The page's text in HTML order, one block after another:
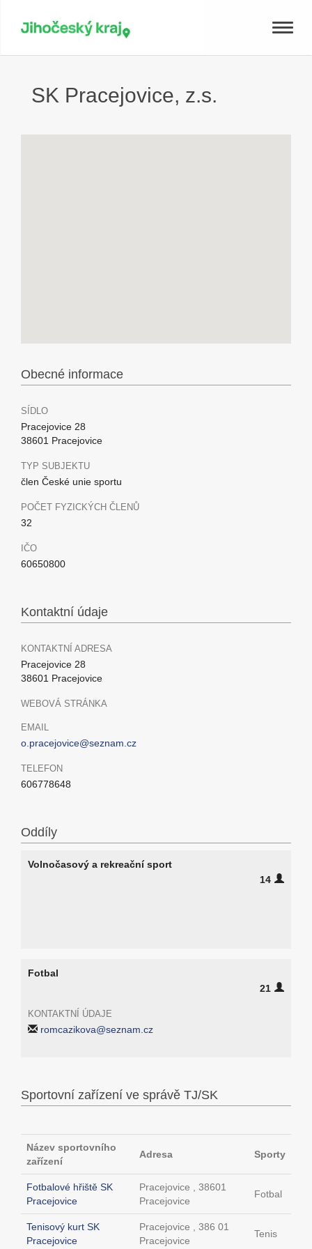
Toggle
SK Pracejovice, z.s.
Obecné informace
SÍDLO
Pracejovice 28
38601 Pracejovice
TYP SUBJEKTU
člen České unie sportu
POČET FYZICKÝCH ČLENŮ
32
IČO
60650800
Kontaktní údaje
KONTAKTNÍ ADRESA
Pracejovice 28
38601 Pracejovice
WEBOVÁ STRÁNKA
EMAIL
o.pracejovice@seznam.cz
TELEFON
606778648
Oddíly
Volnočasový a rekreační sport
14
Fotbal
21
KONTAKTNÍ ÚDAJE
romcazikova@seznam.cz
Sportovní zařízení ve správě TJ/SK
Název sportovního
zařízení
Adresa Sporty
Fotbalové hřiště SK
Pracejovice
Pracejovice , 38601
Pracejovice
Fotbal
Tenisový kurt SK
Pracejovice
Pracejovice , 386 01
Pracejovice
Tenis